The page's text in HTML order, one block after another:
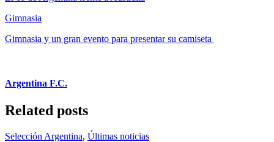
Gimnasia
Gimnasia y un gran evento para presentar su camiseta
Argentina F.C.
Related posts
Selección Argentina, Últimas noticias